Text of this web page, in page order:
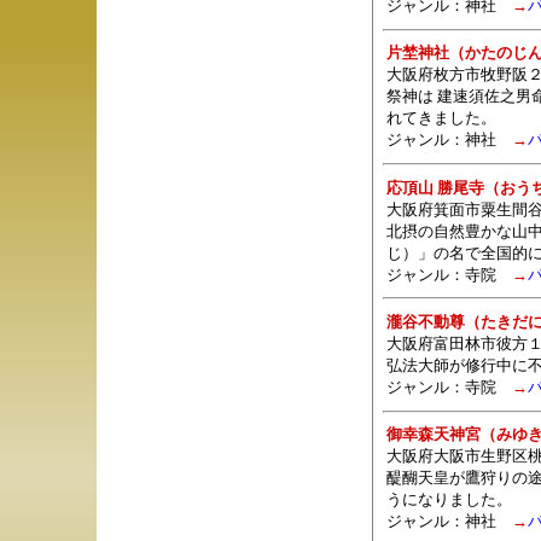
ジャンル： 神社 →
片埜神社（かたのじ
大阪府枚方市牧野阪
祭神は 建速須佐之男
れてきました。
ジャンル： 神社 →
応頂山 勝尾寺（おう
大阪府箕面市粟生間
北摂の自然豊かな山
じ）」の名で全国的
ジャンル： 寺院→
瀧谷不動尊（たきだ
大阪府富田林市彼方
弘法大師が修行中に
ジャンル： 寺院→
御幸森天神宮（みゆ
大阪府大阪市生野区
醍醐天皇が鷹狩りの
うになりました。
ジャンル： 神社 →